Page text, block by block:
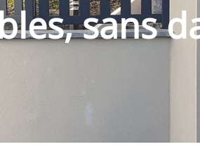
sans